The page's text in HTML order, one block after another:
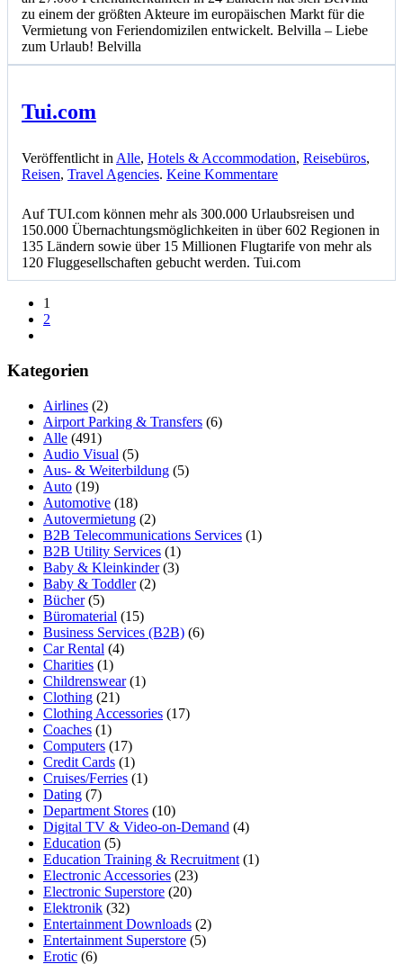
zu einem der größten Akteure im europäischen Markt für die
Vermietung von Feriendomizilen entwickelt. Belvilla – Liebe
zum Urlaub! Belvilla
Tui.com
Veröffentlicht inAlle, Hotels & Accommodation, Reisebüros,
Reisen, Travel Agencies. Keine Kommentarezu
Auf TUI.com können mehr als 300.000 Urlaubsreisen und
150.000 Übernachtungsmöglichkeiten in über 602 Regionen in
135 Ländern sowie über 15 Millionen Flugtarife von mehr als
120 Fluggesellschaften gebucht werden. Tui.com
1
2
Kategorien
Airlines (2)
Airport Parking & Transfers (6)
Alle (491)
Audio Visual (5)
Aus- & Weiterbildung (5)
Auto (19)
Automotive (18)
Autovermietung (2)
B2B Telecommunications Services (1)
B2B Utility Services (1)
Baby & Kleinkinder(3)
Baby & Toddler(2)
Bücher(5)
Büromaterial (15)
Business Services (B2B) (6)
Car Rental (4)
Charities (1)
Childrenswear(1)
Clothing (21)
Clothing Accessories (17)
Coaches (1)
Computers (17)
Credit Cards (1)
Cruises/Ferries (1)
Dating (7)
Department Stores (10)
Digital TV & Video-on-Demand (4)
Education (5)
Education Training & Recruitment (1)
Electronic Accessories (23)
Electronic Superstore (20)
Elektronik (32)
Entertainment Downloads (2)
Entertainment Superstore (5)
Erotic (6)